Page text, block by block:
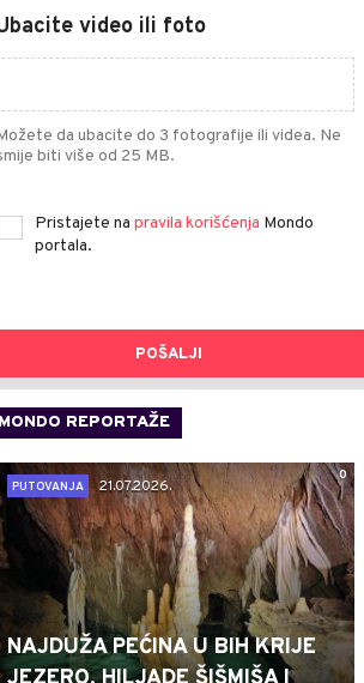
video ili foto
da ubacite do 3 fotografije ili videa. Ne
biti više od 25 MB.
Pristajete na pravila korišćenja Mondo
portala.
POŠALJI
MONDO REPORTAŽE
0
PUTOVANJA
21.07.2026.
NAJDUŽA PEĆINA U BIH KRIJE